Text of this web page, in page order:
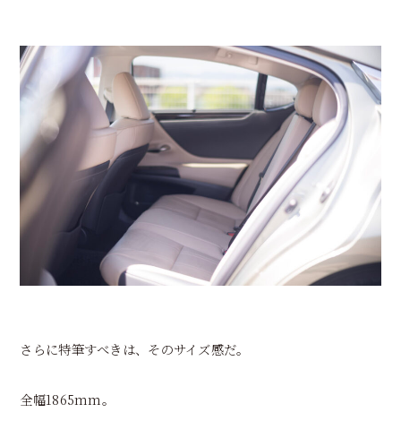
さらに特筆すべきは、そのサイズ感だ。
全幅1865mm。